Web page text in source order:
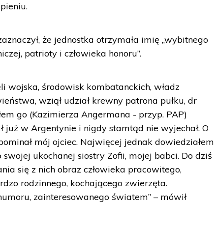
że jednostka otrzymała imię „wybitnego
patrioty i człowieka honoru”.
wojska, środowisk kombatanckich, władz
wziął udział krewny patrona pułku, dr
go (Kazimierza Angermana - przyp. PAP)
już w Argentynie i nigdy stamtąd nie wyjechał. O
mój ojciec. Najwięcej jednak dowiedziałem
ukochanej siostry Zofii, mojej babci. Do dziś
się z nich obraz człowieka pracowitego,
rodzinnego, kochającego zwierzęta.
zainteresowanego światem” – mówił